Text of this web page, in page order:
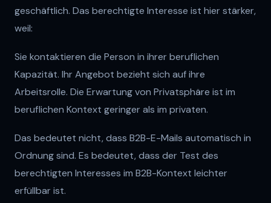
geschäftlich. Das berechtigte Interesse ist hier stärker,
weil:
Sie kontaktieren die Person in ihrer beruflichen
Kapazität. Ihr Angebot bezieht sich auf ihre
Arbeitsrolle. Die Erwartung von Privatsphäre ist im
beruflichen Kontext geringer als im privaten.
Das bedeutet nicht, dass B2B-E-Mails automatisch in
Ordnung sind. Es bedeutet, dass der Test des
berechtigten Interesses im B2B-Kontext leichter
erfüllbar ist.